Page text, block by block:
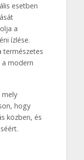
esetben
a
ízlése.
természetes
a modern
mely
hogy
közben, és